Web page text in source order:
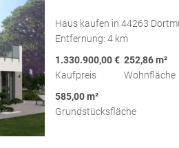
Haus kaufen in 44263
Entfernung: 4 km
1.330.900,00 €
Kaufpreis
252,86 m²
Wohnfläche
585,00 m²
Grundstücksfläche